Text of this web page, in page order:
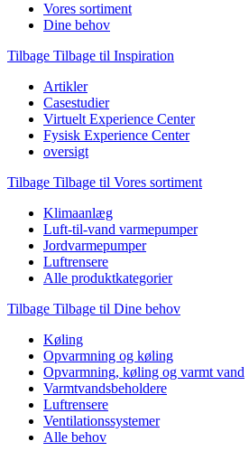
Vores sortiment
Dine behov
Tilbage Tilbage til Inspiration
Artikler
Casestudier
Virtuelt Experience Center
Fysisk Experience Center
oversigt
Tilbage Tilbage til Vores sortiment
Klimaanlæg
Luft-til-vand varmepumper
Jordvarmepumper
Luftrensere
Alle produktkategorier
Tilbage Tilbage til Dine behov
Køling
Opvarmning og køling
Opvarmning, køling og varmt vand
Varmtvandsbeholdere
Luftrensere
Ventilationssystemer
Alle behov